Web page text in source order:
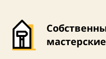
мастерские